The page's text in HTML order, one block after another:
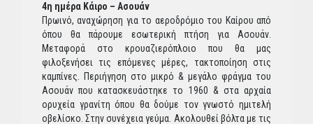
4η ημέρα Κάιρο – Ασουάν
Πρωινό, αναχώρηση για τo αεροδρόμιο του Καίρου από
όπου θα πάρουμε εσωτερική πτήση για Ασουάν.
Μεταφορά στο κρουαζιερόπλοιο που θα μας
φιλοξενήσει τις επόμενες μέρες, τακτοποίηση στις
καμπίνες. Περιήγηση στο μικρό & μεγάλο φράγμα του
Ασουάν που κατασκευάστηκε το 1960 & στα αρχαία
ορυχεία γρανίτη όπου θα δούμε τον γνωστό ημιτελή
οβελίσκο. Στην συνέχεια γεύμα. Ακολουθεί βόλτα με τις